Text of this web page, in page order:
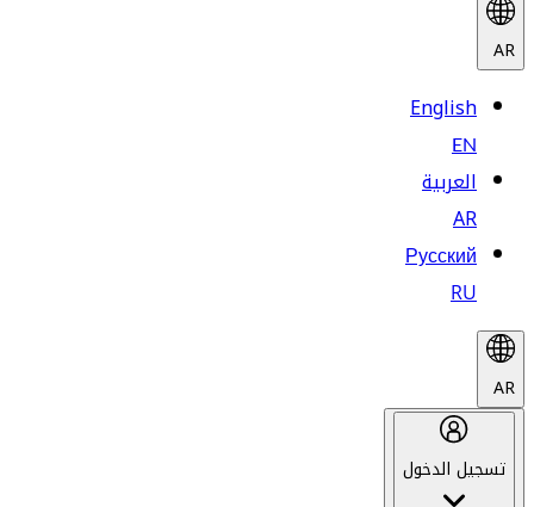
AR
English
EN
العربية
AR
Русский
RU
AR
تسجيل الدخول